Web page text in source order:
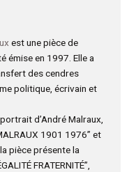
est une pièce de
émise en 1997. Elle a
des cendres
politique, écrivain et
d’André Malraux,
1901 1976” et
pièce présente la
FRATERNITÉ”,